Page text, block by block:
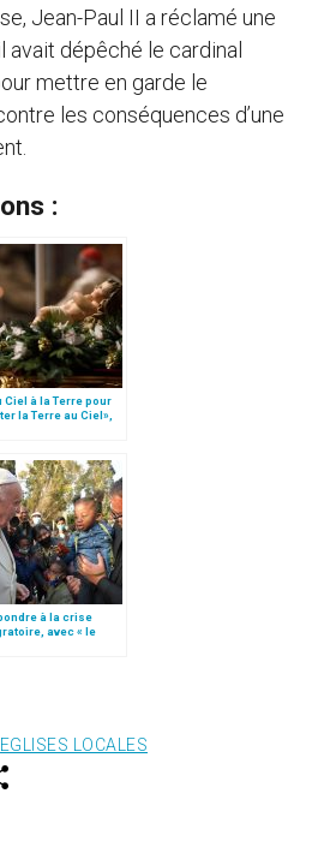
Jean-Paul II a réclamé une
dépêché le cardinal
mettre en garde le
les conséquences d’une
:
Ciel à la Terre pour
la Terre au Ciel»,
à la crise
avec « le
EGLISES LOCALES